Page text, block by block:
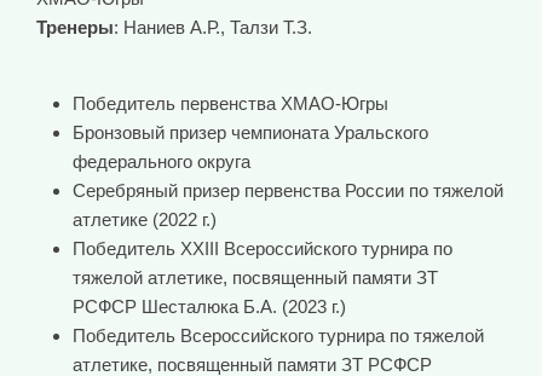
Тренеры: Наниев А.Р., Талзи Т.З.
Победитель первенства ХМАО-Югры
Бронзовый призер чемпионата Уральского
федерального округа
Серебряный призер первенства России по тяжелой
атлетике (2022 г.)
Победитель ХXIII Всероссийского турнира по
тяжелой атлетике, посвященный памяти ЗТ
РСФСР Шесталюка Б.А. (2023 г.)
Победитель Всероссийского турнира по тяжелой
атлетике, посвященный памяти ЗТ РСФСР